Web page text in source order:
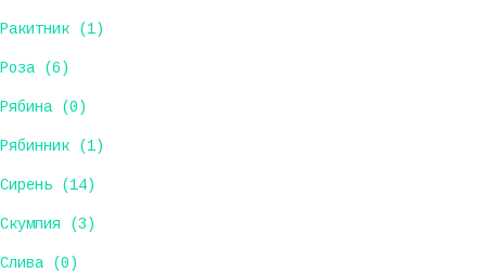
Ракитник (1)
Роза (6)
Рябина (0)
Рябинник (1)
Сирень (14)
Скумпия (3)
Слива (0)